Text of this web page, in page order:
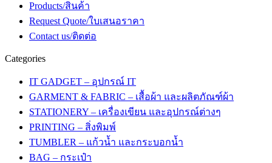
Products/สินค้า
Request Quote/ใบเสนอราคา
Contact us/ติดต่อ
Categories
IT GADGET – อุปกรณ์ IT
GARMENT & FABRIC – เสื้อผ้า และผลิตภัณฑ์ผ้า
STATIONERY – เครื่องเขียน และอุปกรณ์ต่างๆ
PRINTING – สิ่งพิมพ์
TUMBLER – แก้วน้ำ และกระบอกน้ำ
BAG – กระเป๋า